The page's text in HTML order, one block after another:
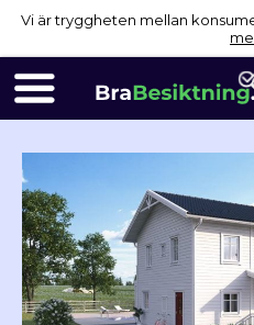
Vi är tryggheten mellan